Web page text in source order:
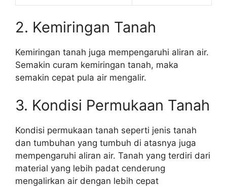
2. Kemiringan Tanah
Kemiringan tanah juga mempengaruhi aliran air.
Semakin curam kemiringan tanah, maka
semakin cepat pula air mengalir.
3. Kondisi Permukaan Tanah
Kondisi permukaan tanah seperti jenis tanah
dan tumbuhan yang tumbuh di atasnya juga
mempengaruhi aliran air. Tanah yang terdiri dari
material yang lebih padat cenderung
mengalirkan air dengan lebih cepat